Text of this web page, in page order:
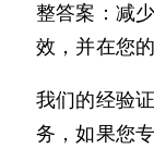
整答案：减
效，并在您
我们的经验
务，如果您